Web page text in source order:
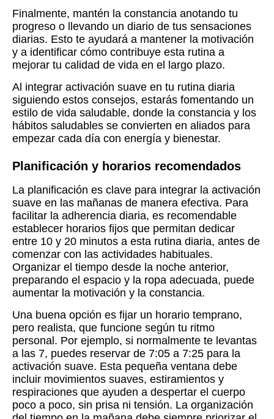
Finalmente, mantén la constancia anotando tu
progreso o llevando un diario de tus sensaciones
diarias. Esto te ayudará a mantener la motivación
y a identificar cómo contribuye esta rutina a
mejorar tu calidad de vida en el largo plazo.
Al integrar activación suave en tu rutina diaria
siguiendo estos consejos, estarás fomentando un
estilo de vida saludable, donde la constancia y los
hábitos saludables se convierten en aliados para
empezar cada día con energía y bienestar.
Planificación y horarios recomendados
La planificación es clave para integrar la activación
suave en las mañanas de manera efectiva. Para
facilitar la adherencia diaria, es recomendable
establecer horarios fijos que permitan dedicar
entre 10 y 20 minutos a esta rutina diaria, antes de
comenzar con las actividades habituales.
Organizar el tiempo desde la noche anterior,
preparando el espacio y la ropa adecuada, puede
aumentar la motivación y la constancia.
Una buena opción es fijar un horario temprano,
pero realista, que funcione según tu ritmo
personal. Por ejemplo, si normalmente te levantas
a las 7, puedes reservar de 7:05 a 7:25 para la
activación suave. Esta pequeña ventana debe
incluir movimientos suaves, estiramientos y
respiraciones que ayuden a despertar el cuerpo
poco a poco, sin prisa ni tensión. La organización